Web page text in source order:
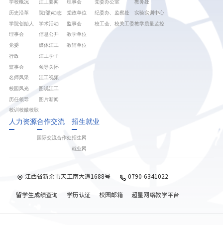
学校概况
历史沿革
学院创始人
理事会
党委
行政
监事会
名师风采
校园风光
历任领导
校训校徽校歌
江工要闻
院(部)动态
学术活动
信息公开
媒体江工
江工学子
领导关怀
江工视频
图说江工
图片新闻
理事会
党政单位
监事会
教学单位
教辅单位
党委办公室
纪委办、监察处
校工会、校关工委
教务处
实验实训中心
教学质量监控
人力资源合作交流
国际交流合作处
招生就业
招生网
就业网
江西省新余市天工南大道1688号 0790-6341022
留学生成绩查询 学历认证 校园邮箱 超星网络教学平台